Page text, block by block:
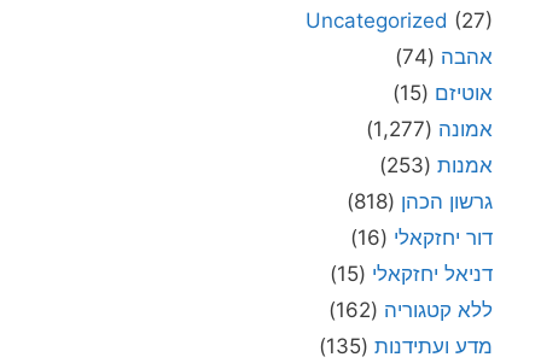
Uncategorized (27)
אהבה (74)
אוטיזם (15)
אמונה (1,277)
אמנות (253)
גרשון הכהן (818)
דור יחזקאלי (16)
דניאל יחזקאלי (15)
ללא קטגוריה (162)
מדע ועתידנות (135)